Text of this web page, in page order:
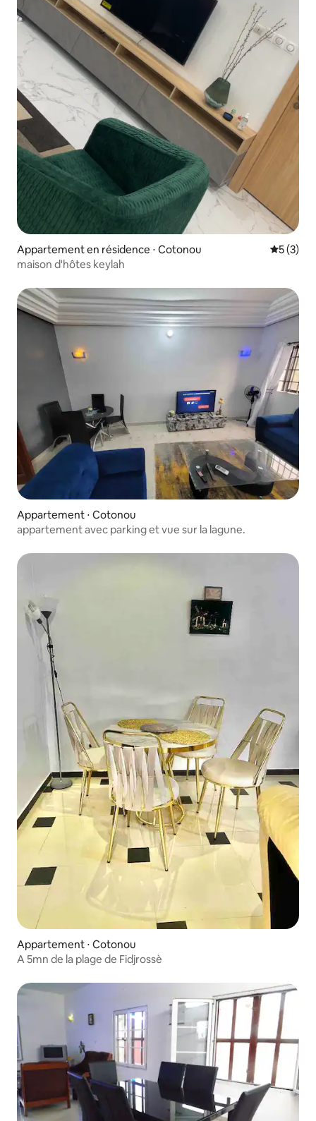
Appartement en résidence ⋅ Cotonou
5 (3)
maison d'hôtes keylah
Appartement ⋅ Cotonou
appartement avec parking et vue sur la lagune.
Appartement ⋅ Cotonou
A 5mn de la plage de Fidjrossè